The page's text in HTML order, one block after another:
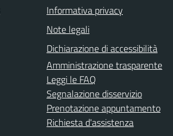
Informativa privacy
Note legali
Dichiarazione di accessibilità
Amministrazione trasparente
Leggi le FAQ
Segnalazione disservizio
Prenotazione appuntamento
Richiesta d'assistenza